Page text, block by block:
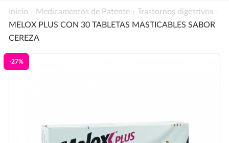
Inicio Medicamentos de Patente
Trastornos digestivos
MELOX PLUS CON 30 TABLETAS MASTICABLES SABOR
CEREZA
-27%